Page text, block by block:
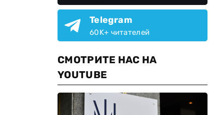
Telegram
60K+ читателей
СМОТРИТЕ НАС НА
YOUTUBE